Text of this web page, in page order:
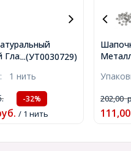
...(УТ0030729)
Глаз, на нитях,
Диаметр:
1мм, около
нить,
1 нить
-32%
/ 1 нить
2мм,
202,00
111,00